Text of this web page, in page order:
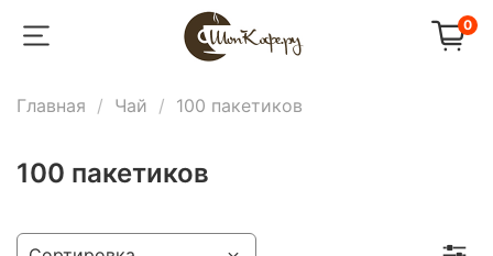
0
Главная Чай 100 пакетиков
100 пакетиков